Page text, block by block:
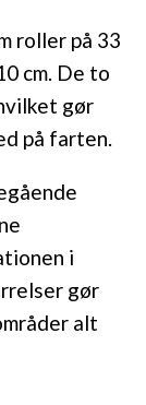
roller på 33
cm. De to
gør
på farten.
i
gør
alt